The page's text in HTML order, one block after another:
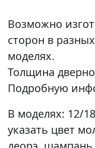
Возможно
сторон в
моделях.
Толщина
Подробную
В моделях: 12/
указать цвет